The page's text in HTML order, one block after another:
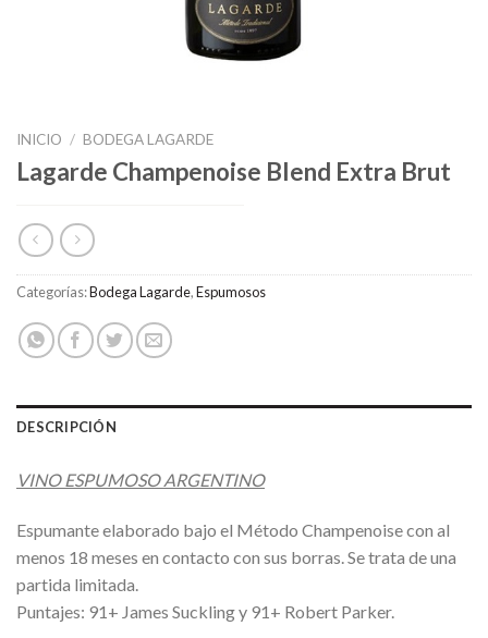
INICIO / BODEGA LAGARDE
Lagarde Champenoise Blend Extra Brut
Categorías:Bodega Lagarde,Espumosos
DESCRIPCIÓN
VINO ESPUMOSO ARGENTINO
Espumante elaborado bajo el Método Champenoise con al
menos 18 meses en contacto con sus borras. Se trata de una
partida limitada.
Puntajes: 91+ James Suckling y 91+ Robert Parker.